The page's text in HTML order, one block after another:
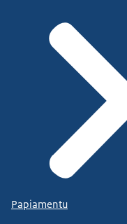
Papiamentu